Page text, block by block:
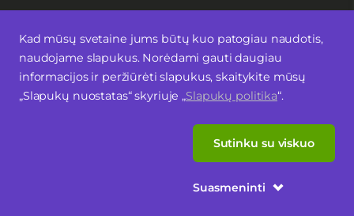
Kad mūsų svetaine jums būtų kuo patogiau naudotis,
naudojame slapukus. Norėdami gauti daugiau
informacijos ir peržiūrėti slapukus, skaitykite mūsų
„Slapukų nuostatas“ skyriuje „Slapukų politika“.
Sutinku su viskuo
Suasmeninti
Užsisakykite naujienlaiškį
Sekite mus